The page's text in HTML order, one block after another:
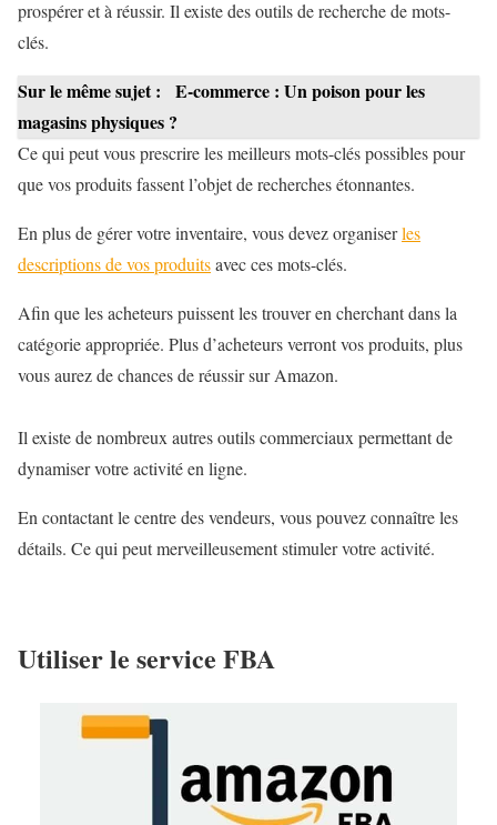
prospérer et à réussir. Il existe des outils de recherche de mots-
clés.
Sur le même sujet :
E-commerce : Un poison pour les
magasins physiques ?
Ce qui peut vous prescrire les meilleurs mots-clés possibles pour
que vos produits fassent l’objet de recherches étonnantes.
En plus de gérer votre inventaire, vous devez organiserles
descriptions de vos produitsavec ces mots-clés.
Afin que les acheteurs puissent les trouver en cherchant dans la
catégorie appropriée. Plus d’acheteurs verront vos produits, plus
vous aurez de chances de réussir sur Amazon.
Il existe de nombreux autres outils commerciaux permettant de
dynamiser votre activité en ligne.
En contactant le centre des vendeurs, vous pouvez connaître les
détails. Ce qui peut merveilleusement stimuler votre activité.
Utiliser le service FBA